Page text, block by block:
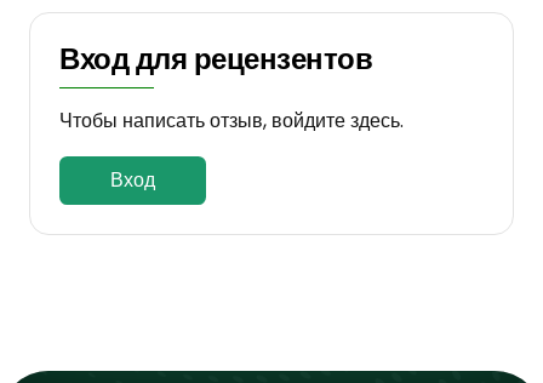
Вход для рецензентов
Чтобы написать отзыв, войдите здесь.
Вход